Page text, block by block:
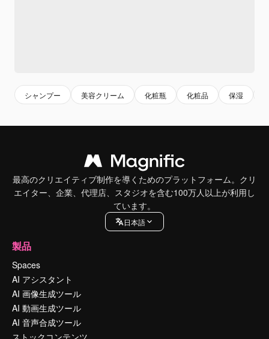
シャンプー 美容クリーム 化粧瓶 化粧品 保湿
最高のクリエイティブ制作を導くためのプラットフォーム。クリ
エイター、企業、代理店、スタジオを含む100万人以上が利用し
ています。
日本語
製品
Spaces
AI アシスタント
AI 画像生成ツール
AI 動画生成ツール
AI 音声合成ツール
ストックコンテンツ